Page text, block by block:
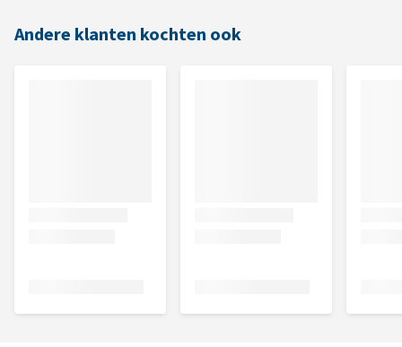
Andere klanten kochten ook